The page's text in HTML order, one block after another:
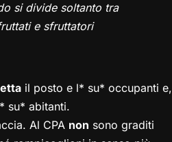
si divide soltanto tra
e sfruttatori
il posto e l* su* occupanti e,
su* abitanti.
Al CPA non sono graditi